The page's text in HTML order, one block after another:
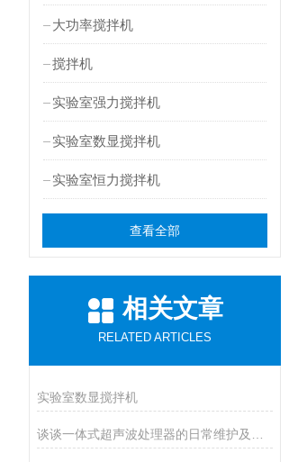
大功率搅拌机
搅拌机
实验室强力搅拌机
实验室数显搅拌机
实验室恒力搅拌机
查看全部
相关文章
RELATED ARTICLES
实验室数显搅拌机